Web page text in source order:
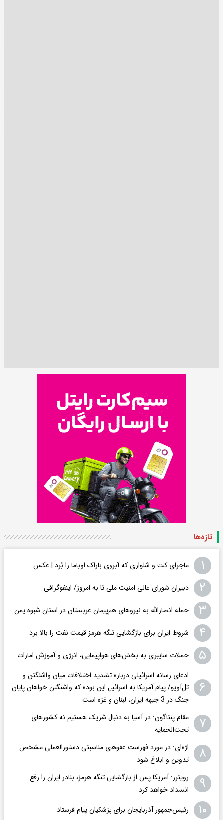
تازه‌ها
۱ ماجرای کت و شلواری که آبروی باراک اوباما را بُرد | عکس
۲ دبیران شورای عالی امنیت ملی تا به امروز/ اینفوگرافی
۳ حمله انصارالله به نیروهای هم‌پیمان عربستان در استان شبوه یمن
۴ شروط ایران برای بازگشایی تنگه هرمز قیمت نفت را بالا برد
۵ حملات سایبری به بخش‌های هواپیمایی، انرژی و آموزش امارات
۶
ادعای رسانه اسرائیلی درباره تشدید اختلافات میان واشنگتن و
تل‌آویو/ پیام آمریکا به اسرائیل این بوده که واشنگتن خواهان پایان
جنگ در 3 جبهه ایران، لبنان و غزه است
۷
مقام پنتاگون: در آسیا به دنبال شریک هستیم نه کشورهای
تحت‌الحمایه
۸
اژه‌ای: در مورد فهرست عفوهای مناسبتی دستورالعملی مشخص
تدوین و ابلاغ شود
۹
رویترز: آمریکا پس از بازگشایی تنگه هرمز، بنادر ایران را رفع
انسداد خواهد کرد
۱۰ رئیس‌جمهور آذربایجان برای پزشکیان پیام فرستاد